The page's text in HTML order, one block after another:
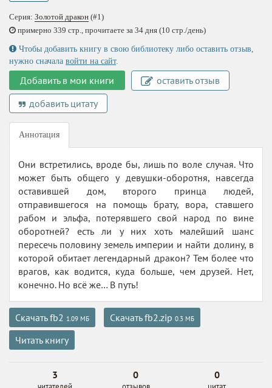
Серия: Золотой дракон (#1)
примерно 339 стр., прочитаете за 34 дня (10 стр./день)
Чтобы добавить книгу в свою библиотеку либо оставить отзыв,
нужно сначала войти на сайт.
Добавить в мои книги
оставить отзыв
добавить цитату
Аннотация
Они встретились, вроде бы, лишь по воле случая. Что
может быть общего у девушки-оборотня, навсегда
оставившей дом, второго принца людей,
отправившегося на помощь брату, вора, ставшего
рабом и эльфа, потерявшего свой народ по вине
оборотней? есть ли у них хоть малейший шанс
пересечь половину земель империи и найти долину, в
которой обитает легендарный дракон? Тем более что
врагов, как водится, куда больше, чем друзей. Нет,
конечно. Но всё же… В путь!
Скачать fb2 1.09 МБ Скачать fb2.zip 0.3 МБ
Читать книгу
3 0 0